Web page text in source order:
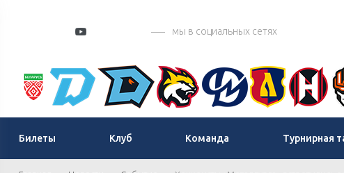
мы в социальных сетях
Билеты Клуб Команда Турнирная